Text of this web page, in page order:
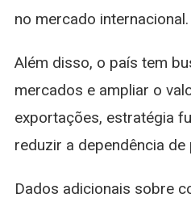
no mercado internacional.
Além disso, o país tem
mercados e ampliar o
exportações, estratégia
reduzir a dependência
Dados adicionais sobre